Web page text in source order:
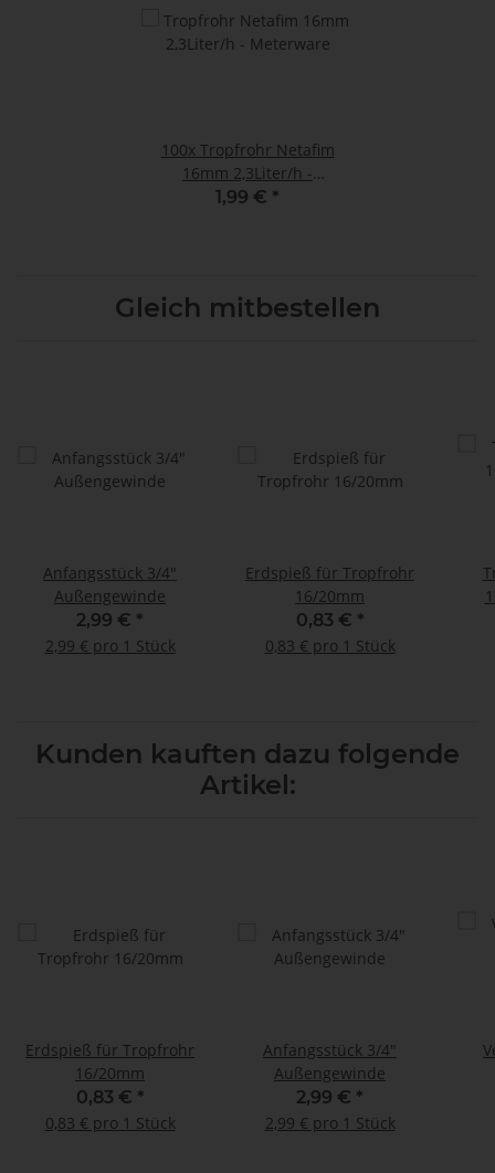
100x Tropfrohr Netafim
16mm 2,3Liter/h -
Meterware
1,99 € *
Gleich mitbestellen
Anfangsstück 3/4"
Außengewinde
2,99 € *
2,99 € pro 1 Stück
Erdspieß für Tropfrohr
16/20mm
0,83 € *
0,83 € pro 1 Stück
Kunden kauften dazu folgende
Artikel:
Erdspieß für Tropfrohr
16/20mm
0,83 € *
0,83 € pro 1 Stück
Anfangsstück 3/4"
Außengewinde
2,99 € *
2,99 € pro 1 Stück